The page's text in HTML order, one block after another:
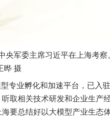
央军委主席习近平在上海考
晔 摄
专业孵化和加速平台，已
取相关技术研发和企业生
要总结好以大模型产业生